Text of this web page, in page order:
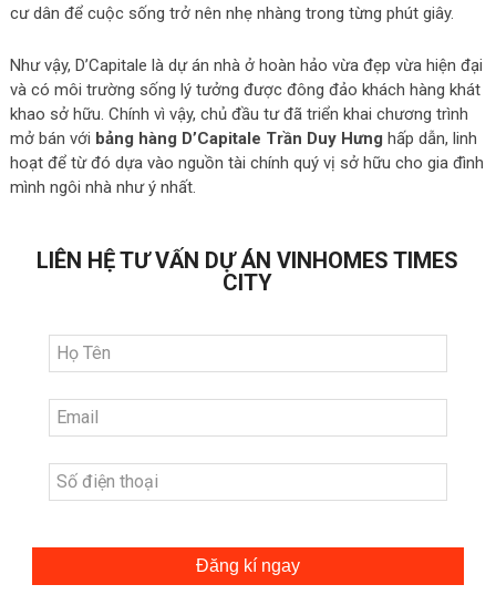
cư dân để cuộc sống trở nên nhẹ nhàng trong từng phút giây.
Như vậy, D’Capitale là dự án nhà ở hoàn hảo vừa đẹp vừa hiện đại
và có môi trường sống lý tưởng được đông đảo khách hàng khát
khao sở hữu. Chính vì vậy, chủ đầu tư đã triển khai chương trình
mở bán với bảng hàng D’Capitale Trần Duy Hưng hấp dẫn, linh
hoạt để từ đó dựa vào nguồn tài chính quý vị sở hữu cho gia đình
mình ngôi nhà như ý nhất.
LIÊN HỆ TƯ VẤN DỰ ÁN VINHOMES TIMES
CITY
Đăng kí ngay